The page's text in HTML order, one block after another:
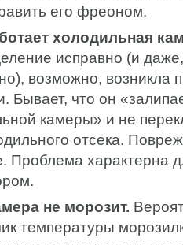
его фреоном.
холодильная
исправно (и
возможно, возникла
Бывает, что он
камеры» и не
отсека.
Проблема характерна
не морозит.
температуры